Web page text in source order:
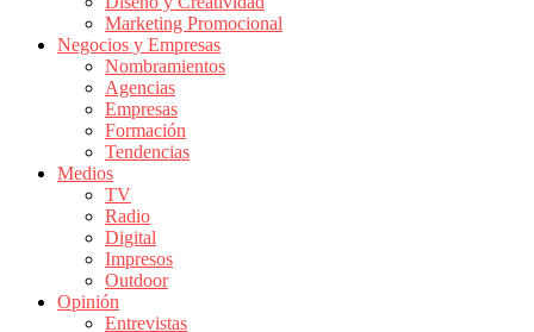
Publicidad
Marketing
Noticias
Actualidad
Mercadeo
Colombia
Marketing Promocional
Negocios y Empresas
Nombramientos
Agencias
Empresas
Formación
Tendencias
Medios
TV
Radio
Digital
Impresos
Outdoor
Opinión
Entrevistas